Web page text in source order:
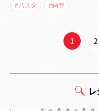
#パスタ
#納豆
1 2